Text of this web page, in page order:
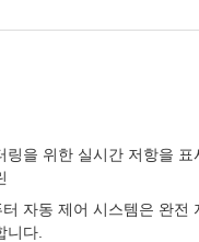
링을 위한 실시간 저항을 표
자동 제어 시스템은 완전
니다.